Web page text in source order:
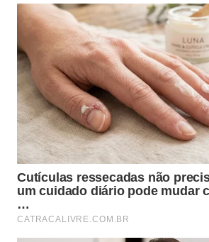
Bataclan foi completamente
um bar e restaurante charmoso -
Fechado nos anos 1950, o edifício
em 1987, e hoje é um local
interessados na história retratada
Jorge Amado.